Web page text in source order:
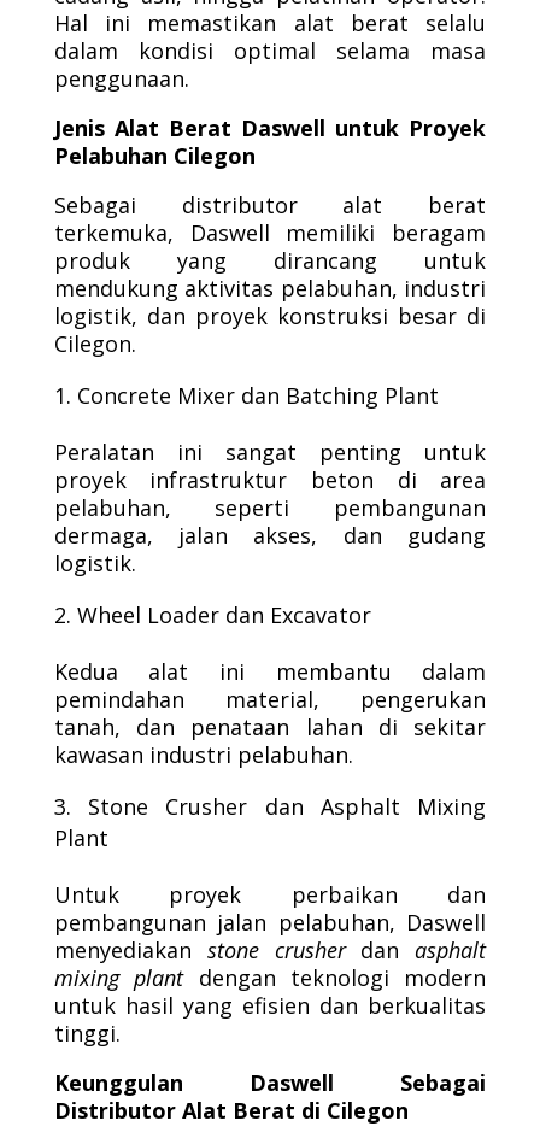
Hal ini memastikan alat berat selalu
dalam kondisi optimal selama masa
penggunaan.
Jenis Alat Berat Daswell untuk Proyek
Pelabuhan Cilegon
Sebagai distributor alat berat
terkemuka, Daswell memiliki beragam
produk yang dirancang untuk
mendukung aktivitas pelabuhan, industri
logistik, dan proyek konstruksi besar di
Cilegon.
Concrete Mixer dan Batching Plant
Peralatan ini sangat penting untuk
proyek infrastruktur beton di area
pelabuhan, seperti pembangunan
dermaga, jalan akses, dan gudang
logistik.
Wheel Loader dan Excavator
Kedua alat ini membantu dalam
pemindahan material, pengerukan
tanah, dan penataan lahan di sekitar
kawasan industri pelabuhan.
Stone Crusher dan Asphalt Mixing
Plant
Untuk proyek perbaikan dan
pembangunan jalan pelabuhan, Daswell
menyediakan stone crusherdanasphalt
mixing plantdengan teknologi modern
untuk hasil yang efisien dan berkualitas
tinggi.
Keunggulan Daswell Sebagai
Distributor Alat Berat di Cilegon